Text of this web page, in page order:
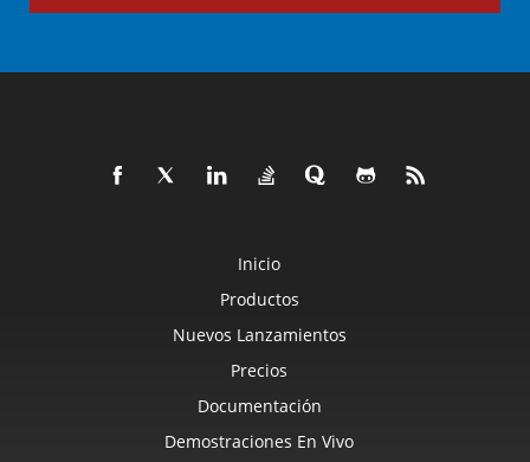
Inicio
Productos
Nuevos Lanzamientos
Precios
Documentación
Demostraciones En Vivo